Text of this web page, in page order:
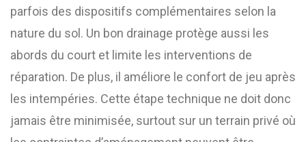
parfois des dispositifs complémentaires selon la
nature du sol. Un bon drainage protège aussi les
abords du court et limite les interventions de
réparation. De plus, il améliore le confort de jeu après
les intempéries. Cette étape technique ne doit donc
jamais être minimisée, surtout sur un terrain privé où